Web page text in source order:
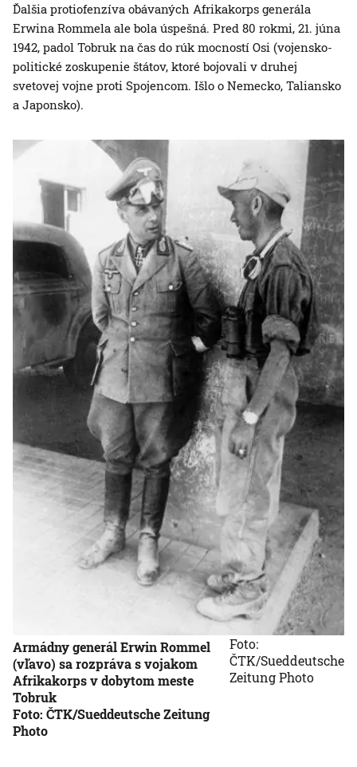
Ďalšia protiofenzíva obávaných Afrikakorps generála
Erwina Rommela ale bola úspešná. Pred 80 rokmi, 21. júna
1942, padol Tobruk na čas do rúk mocností Osi (vojensko-
politické zoskupenie štátov, ktoré bojovali v druhej
svetovej vojne proti Spojencom. Išlo o Nemecko, Taliansko
a Japonsko).
Armádny generál Erwin Rommel
(vľavo) sa rozpráva s vojakom
Afrikakorps v dobytom meste
Tobruk
Foto: ČTK/Sueddeutsche Zeitung
Photo
Foto:
ČTK/Sueddeutsche
Zeitung Photo